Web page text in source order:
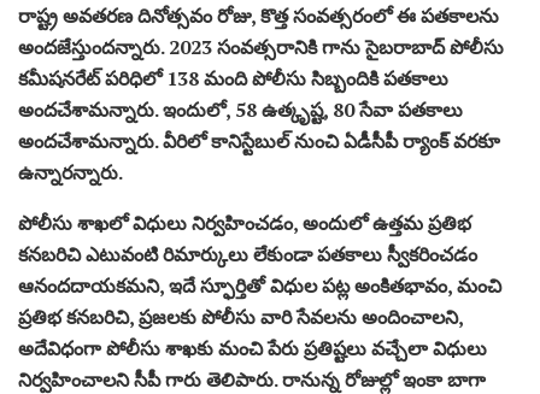
రాష్ట్ర అవతరణ దినోత్సవం రోజు, కొత్త సంవత్సరంలో ఈ పతకాలను
అందజేస్తుందన్నారు. 2023 సంవత్సరానికి గాను సైబరాబాద్ పోలీసు
కమీషనరేట్ పరిధిలో 138 మంది పోలీసు సిబ్బందికి పతకాలు
అందచేశామన్నారు. ఇందులో, 58 ఉత్కృష్ట, 80 సేవా పతకాలు
అందచేశామన్నారు. వీరిలో కానిస్టేబుల్ నుంచి ఏడీసీపీ ర్యాంక్ వరకూ
ఉన్నారన్నారు.
పోలీసు శాఖలో విధులు నిర్వహించడం, అందులో ఉత్తమ ప్రతిభ
కనబరిచి ఎటువంటి రిమార్కులు లేకుండా పతకాలు స్వీకరించడం
ఆనందదాయకమని, ఇదే స్ఫూర్తితో విధుల పట్ల అంకితభావం, మంచి
ప్రతిభ కనబరిచి, ప్రజలకు పోలీసు వారి సేవలను అందించాలని,
అదేవిధంగా పోలీసు శాఖకు మంచి పేరు ప్రతిష్టలు వచ్చేలా విధులు
నిర్వహించాలని సీపీ గారు తెలిపారు. రానున్న రోజుల్లో ఇంకా బాగా